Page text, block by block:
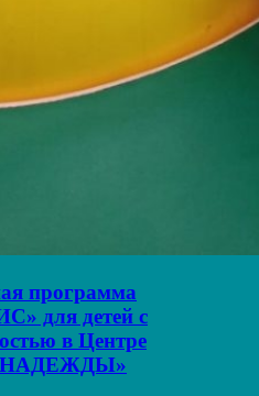
программа
для детей с
в Центре